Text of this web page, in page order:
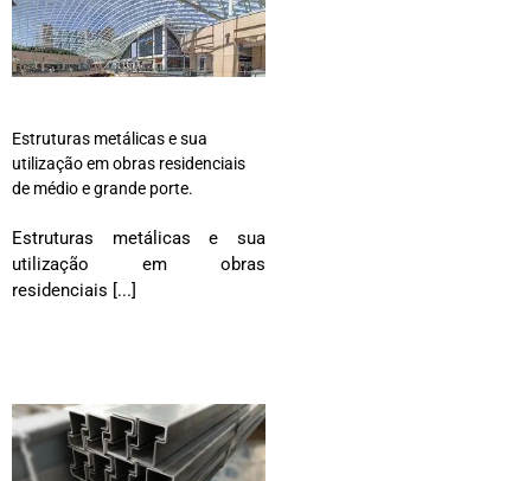
Estruturas metálicas e sua
utilização em obras residenciais
de médio e grande porte.
Estruturas metálicas e sua
utilização em obras
residenciais [...]